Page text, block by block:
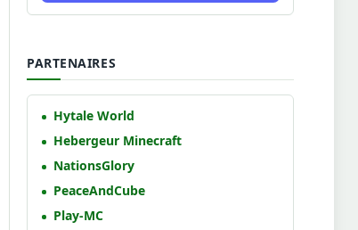
PARTENAIRES
Hytale World
Hebergeur Minecraft
NationsGlory
PeaceAndCube
Play-MC